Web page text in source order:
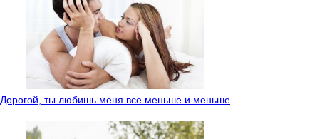
Дорогой, ты любишь меня все меньше и меньше